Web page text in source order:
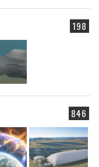
198
846